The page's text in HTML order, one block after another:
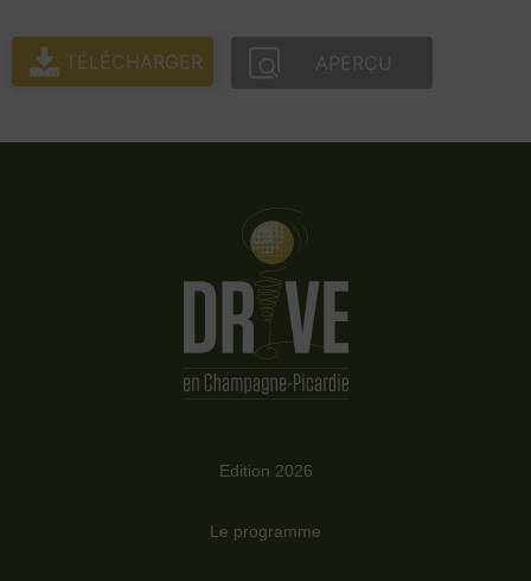
TÉLÉCHARGER APERÇU
Edition 2026
Le programme